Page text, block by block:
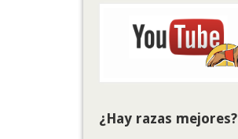
¿Hay razas mejores?